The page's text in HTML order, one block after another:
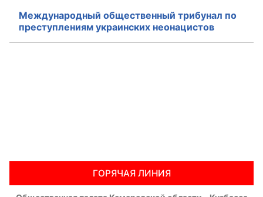
Доходы руководителя за 2024 г.
Международный общественный трибунал по
преступлениям украинских неонацистов
ГОРЯЧАЯ ЛИНИЯ